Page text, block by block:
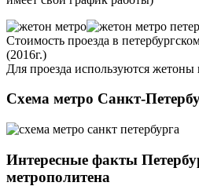
Стоимость проезда в
(2016г.)
Для проезда используются
Схема метро Санкт-
Интересные факты
метрополитена